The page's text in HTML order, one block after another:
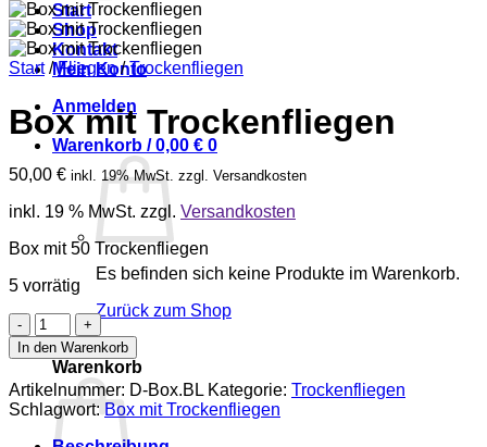
Start
Shop
Kontakt
Mein Konto
Anmelden
Warenkorb /0,00 € 0
Es befinden sich keine Produkte im Warenkorb.
Zurück zum Shop
0
Warenkorb
Start / Fliegen / Trockenfliegen
Box mit Trockenfliegen
50,00 € inkl. 19% MwSt. zzgl. Versandkosten
inkl. 19 % MwSt. zzgl. Versandkosten
Box mit 50 Trockenfliegen
5 vorrätig
Box
mit
Trockenfliegen
Menge
In den Warenkorb
Artikelnummer: D-Box.BL Kategorie: Trockenfliegen
Schlagwort: Box mit Trockenfliegen